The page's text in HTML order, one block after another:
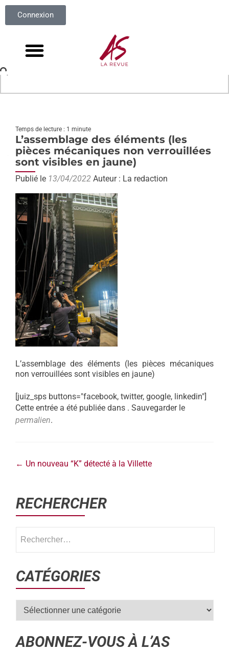
Connexion
Temps de lecture : 1 minute
L’assemblage des éléments (les
pièces mécaniques non verrouillées
sont visibles en jaune)
Publié le 13/04/2022 Auteur : La redaction
L’assemblage des éléments (les pièces mécaniques
non verrouillées sont visibles en jaune)
[juiz_sps buttons="facebook, twitter, google, linkedin"]
Cette entrée a été publiée dans . Sauvegarder le
permalien.
← Un nouveau “K” détecté à la Villette
RECHERCHER
CATÉGORIES
ABONNEZ-VOUS À L’AS